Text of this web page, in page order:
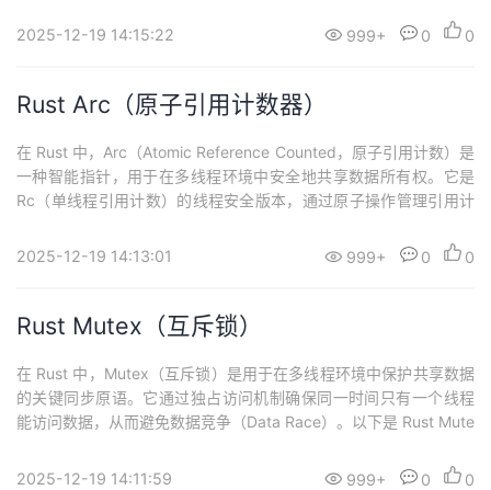
转移。特点：适用于大型数据（避免栈溢出）。实现 Deref 和 Drop
2025-12-19 14:15:22 999+ 0 0
Rust Arc（原子引用计数器）
在 Rust 中，Arc（Atomic Reference Counted，原子引用计数）是
一种智能指针，用于在多线程环境中安全地共享数据所有权。它是
Rc（单线程引用计数）的线程安全版本，通过原子操作管理引用计
性线程安全的所有权共享Arc 允许多个线程同时持有数据的所有权，
2025-12-19 14:13:01 999+ 0 0
Rust Mutex（互斥锁）
在 Rust 中，Mutex（互斥锁）是用于在多线程环境中保护共享数据
的关键同步原语。它通过独占访问机制确保同一时间只有一个线程
能访问数据，从而避免数据竞争（Data Race）。以下是 Rust Mute
sync::Mutex;fn main() { let counter = Mutex::new(...
2025-12-19 14:11:59 999+ 0 0